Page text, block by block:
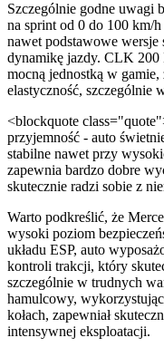
Szczególnie godne uwagi
na sprint od 0 do 100 km/
nawet podstawowe wersje
dynamikę jazdy. CLK 200
mocną jednostką w
elastyczność, szczególnie
<blockquote
przyjemność - auto
stabilne nawet przy
zapewnia bardzo dobre
skutecznie radzi sobie z
Warto podkreślić, że
wysoki poziom
układu ESP, auto
kontroli trakcji, który
szczególnie w trudnych
hamulcowy,
kołach, zapewniał
intensywnej eksploatacji.